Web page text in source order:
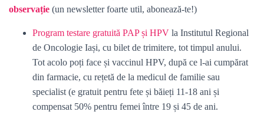
observație (un newsletter foarte util, abonează-te!)
Program testare gratuită PAP și HPV la Institutul Regional
de Oncologie Iași, cu bilet de trimitere, tot timpul anului.
Tot acolo poți face și vaccinul HPV, după ce l-ai cumpărat
din farmacie, cu rețetă de la medicul de familie sau
specialist (e gratuit pentru fete și băieți 11-18 ani și
compensat 50% pentru femei între 19 și 45 de ani.